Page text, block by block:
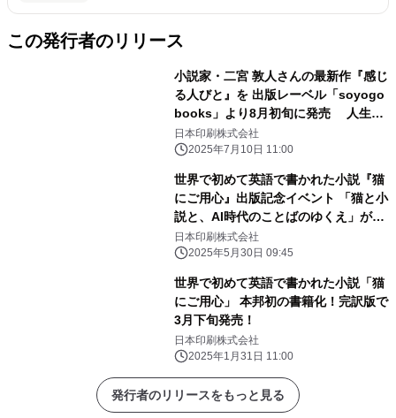
この発行者のリリース
小説家・二宮 敦人さんの最新作『感じ
る人びと』を 出版レーベル「soyogo
books」より8月初旬に発売 人生と
仕事を豊かにする、AI時代の必携書誕
生！
日本印刷株式会社
2025年7月10日 11:00
世界で初めて英語で書かれた小説『猫
にご用心』出版記念イベント 「猫と小
説と、AI時代のことばのゆくえ」が6
月14日に開催！
日本印刷株式会社
2025年5月30日 09:45
世界で初めて英語で書かれた小説「猫
にご用心」 本邦初の書籍化！完訳版で
3月下旬発売！
日本印刷株式会社
2025年1月31日 11:00
発行者のリリースをもっと見る